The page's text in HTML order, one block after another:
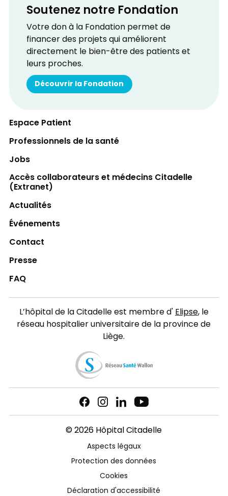
Soutenez notre Fondation
Votre don à la Fondation permet de
financer des projets qui améliorent
directement le bien-être des patients et
leurs proches.
Découvrir la Fondation
Espace Patient
Professionnels de la santé
Jobs
Accès collaborateurs et médecins Citadelle
(Extranet)
Actualités
Événements
Contact
Presse
FAQ
L’hôpital de la Citadelle est membre d'Elipse, le
réseau hospitalier universitaire de la province de
Liège.
© 2026 Hôpital Citadelle
Aspects légaux
Protection des données
Cookies
Déclaration d'accessibilité